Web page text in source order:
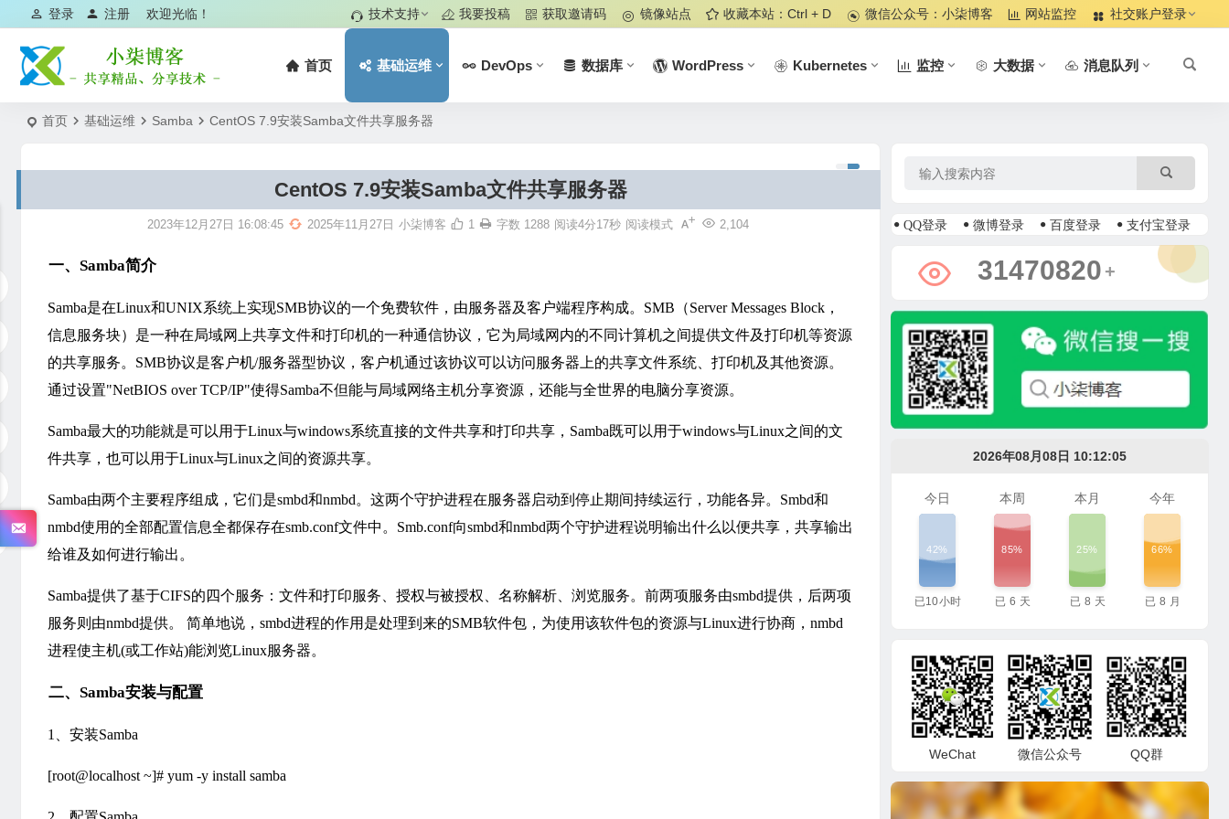
欢迎光临！
登录 注册 技术支持 我要投稿 获取邀请码 镜像站点 收藏本站：Ctrl + D 微信公众号：小柒博客 网站监控 社交账户登录
首页 基础运维 DevOps 数据库 WordPress Kubernetes 监控 大数据 消息队列
首页 基础运维 Samba CentOS 7.9安装Samba文件共享服务器
CentOS 7.9安装Samba文件共享服务器
2023年12月27日 16:08:45 2025年11月27日 小柒博客 2,104
1 字数 1288 阅读4分17秒 阅读模式
一、Samba简介
Samba是在Linux和UNIX系统上实现SMB协议的一个免费软件，由服务器及客户端程序构成。SMB（Server Messages Block，
信息服务块）是一种在局域网上共享文件和打印机的一种通信协议，它为局域网内的不同计算机之间提供文件及打印机等资源
的共享服务。SMB协议是客户机/服务器型协议，客户机通过该协议可以访问服务器上的共享文件系统、打印机及其他资源。
通过设置"NetBIOS over TCP/IP"使得Samba不但能与局域网络主机分享资源，还能与全世界的电脑分享资源。
Samba最大的功能就是可以用于Linux与windows系统直接的文件共享和打印共享，Samba既可以用于windows与Linux之间的文
件共享，也可以用于Linux与Linux之间的资源共享。
Samba由两个主要程序组成，它们是smbd和nmbd。这两个守护进程在服务器启动到停止期间持续运行，功能各异。Smbd和
nmbd使用的全部配置信息全都保存在smb.conf文件中。Smb.conf向smbd和nmbd两个守护进程说明输出什么以便共享，共享输出
给谁及如何进行输出。
Samba提供了基于CIFS的四个服务：文件和打印服务、授权与被授权、名称解析、浏览服务。前两项服务由smbd提供，后两项
服务则由nmbd提供。 简单地说，smbd进程的作用是处理到来的SMB软件包，为使用该软件包的资源与Linux进行协商，nmbd
进程使主机(或工作站)能浏览Linux服务器。
二、Samba安装与配置
1、安装Samba
[root@localhost ~]# yum -y install samba
QQ登录 微博登录 百度登录 支付宝登录
37606437 +
2026年08月08日 10:12:06
今日
42%
已10小时
本周
85%
已 6 天
本月
25%
已 8 天
今年
66%
已 8 月
WeChat 微信公众号 QQ群